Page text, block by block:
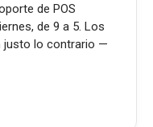
de POS
de 9 a 5. Los
justo lo contrario —